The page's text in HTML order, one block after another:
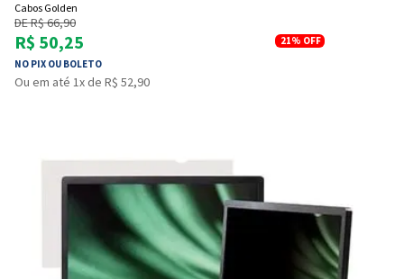
Cabos Golden
DE R$ 66,90
R$ 50,25
NO PIX OU BOLETO
21% OFF
Ou em até 1x de R$ 52,90